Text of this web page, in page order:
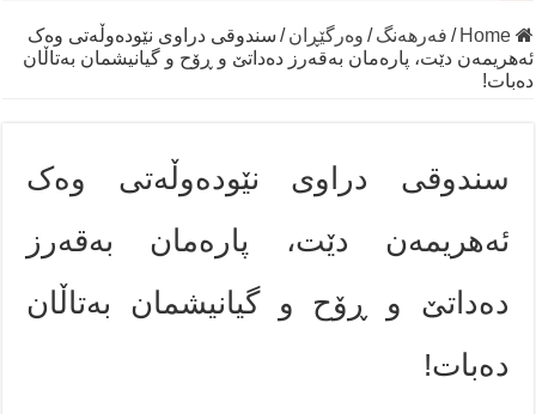
Home
/ فه‌رهه‌نگ / وه‌رگێڕان / سندوقی دراوی نێودەوڵەتی وەک
ئەهریمەن دێت، پارەمان بەقەرز دەداتێ و ڕۆح و گیانیشمان بەتاڵان
دەبات!
سندوقی دراوی نێودەوڵەتی وەک
ئەهریمەن دێت، پارەمان بەقەرز
دەداتێ و ڕۆح و گیانیشمان بەتاڵان
دەبات!